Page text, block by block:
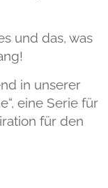
und das, was
in unserer
eine Serie für
für den